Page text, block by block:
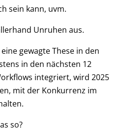
sein kann, uvm.
Unruhen aus.
gewagte These in den
in den nächsten 12
integriert, wird 2025
mit der Konkurrenz im
so?